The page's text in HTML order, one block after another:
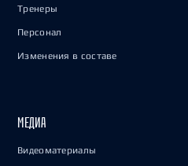
Тренеры
Персонал
Изменения в составе
МЕДИА
Видеоматериалы